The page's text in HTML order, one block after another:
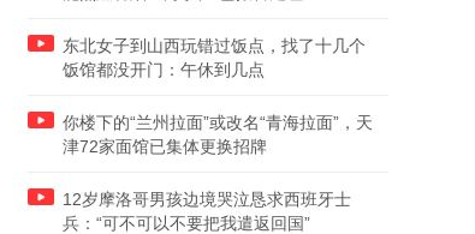
东北女子到山西玩错过饭点，找了十几个
饭馆都没开门：午休到几点
你楼下的“兰州拉面”或改名“青海拉面”，天
津72家面馆已集体更换招牌
12岁摩洛哥男孩边境哭泣恳求西班牙士
兵：“可不可以不要把我遣返回国”